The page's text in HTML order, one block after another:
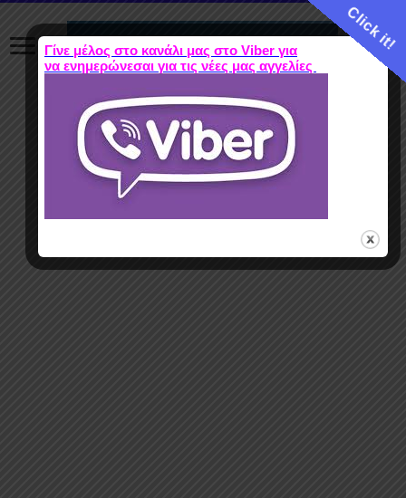
Click it!
Γίνε μέλος στο κανάλι μας στο Viber για
να ενημερώνεσαι για τις νέες μας αγγελίες